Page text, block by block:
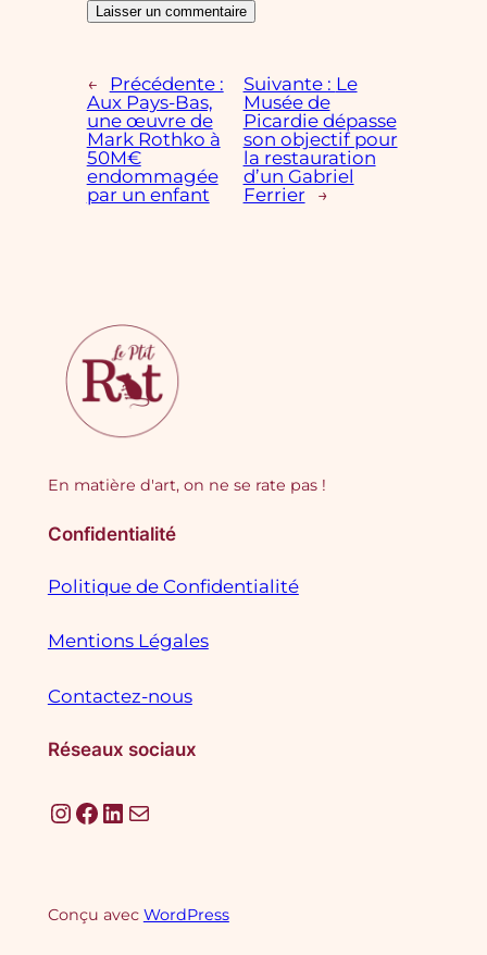
←
Précédente :
Aux Pays-Bas,
une œuvre de
Mark Rothko à
50M€
endommagée
par un enfant
Suivante : Le
Musée de
Picardie dépasse
son objectif pour
la restauration
d’un Gabriel
Ferrier
→
En matière d'art, on ne se rate pas !
Confidentialité
Politique de Confidentialité
Mentions Légales
Contactez-nous
Réseaux sociaux
InstagramFacebook LinkedIn E-mail
Conçu avec WordPress